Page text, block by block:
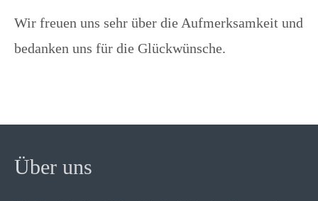
Wir freuen uns sehr über die Aufmerksamkeit und
bedanken uns für die Glückwünsche.
Über uns